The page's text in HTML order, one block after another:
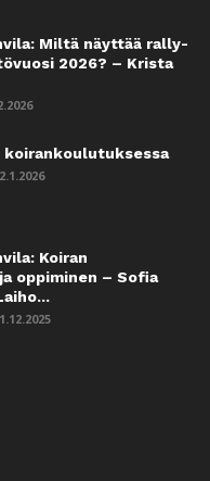
Miltä näyttää rally-
2026? – Krista
koirankoulutuksessa
Koiran
oppiminen – Sofia